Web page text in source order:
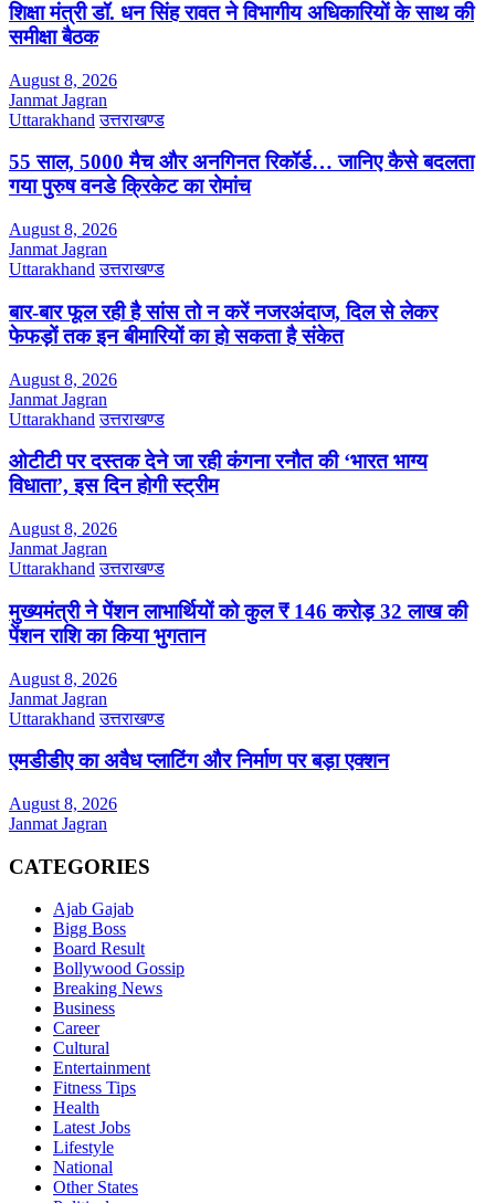
शिक्षा मंत्री डॉ. धन सिंह रावत ने विभागीय अधिकारियों के साथ की
समीक्षा बैठक
August 8, 2026
Janmat Jagran
Uttarakhand उत्तराखण्ड
55 साल, 5000 मैच और अनगिनत रिकॉर्ड… जानिए कैसे बदलता
गया पुरुष वनडे क्रिकेट का रोमांच
August 8, 2026
Janmat Jagran
Uttarakhand उत्तराखण्ड
बार-बार फूल रही है सांस तो न करें नजरअंदाज, दिल से लेकर
फेफड़ों तक इन बीमारियों का हो सकता है संकेत
August 8, 2026
Janmat Jagran
Uttarakhand उत्तराखण्ड
ओटीटी पर दस्तक देने जा रही कंगना रनौत की ‘भारत भाग्य
विधाता’, इस दिन होगी स्ट्रीम
August 8, 2026
Janmat Jagran
Uttarakhand उत्तराखण्ड
मुख्यमंत्री ने पेंशन लाभार्थियों को कुल ₹ 146 करोड़ 32 लाख की
पेंशन राशि का किया भुगतान
August 8, 2026
Janmat Jagran
Uttarakhand उत्तराखण्ड
एमडीडीए का अवैध प्लाटिंग और निर्माण पर बड़ा एक्शन
August 8, 2026
Janmat Jagran
CATEGORIES
Ajab Gajab
Bigg Boss
Board Result
Bollywood Gossip
Breaking News
Business
Career
Cultural
Entertainment
Fitness Tips
Health
Latest Jobs
Lifestyle
National
Other States